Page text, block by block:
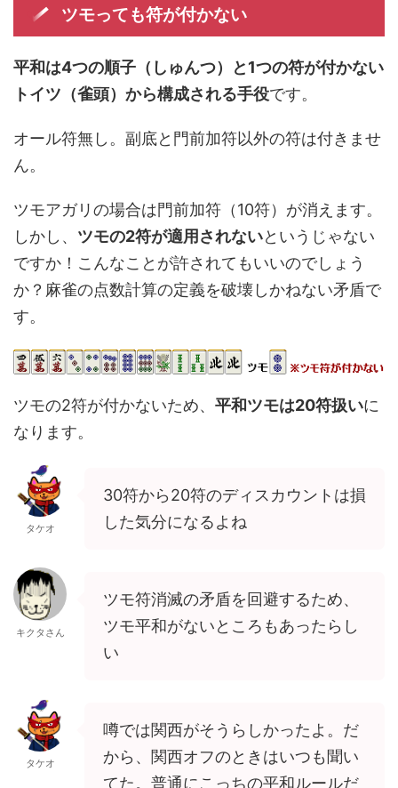
ツモっても符が付かない
平和は4つの順子（しゅんつ）と1つの符が付かない
トイツ（雀頭）から構成される手役です。
オール符無し。副底と門前加符以外の符は付きませ
ん。
ツモアガリの場合は門前加符（10符）が消えます。
しかし、 ツモの2符が適用されないというじゃない
ですか！こんなことが許されてもいいのでしょう
か？麻雀の点数計算の定義を破壊しかねない矛盾で
す。
ツモの2符が付かないため、 平和ツモは20符扱いに
なります。
タケオ
30符から20符のディスカウントは損
した気分になるよね
キクタさん
ツモ符消滅の矛盾を回避するため、
ツモ平和がないところもあったらし
い
タケオ
噂では関西がそうらしかったよ。だ
から、関西オフのときはいつも聞い
てた。普通にこっちの平和ルールだ